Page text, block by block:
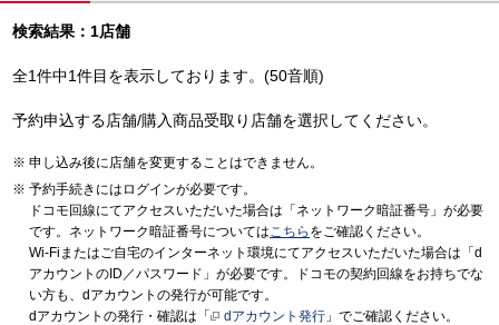
検索結果：1店舗
全1件中1件目を表示しております。(50音順)
予約申込する店舗/購入商品受取り店舗を選択してください。
申し込み後に店舗を変更することはできません。
予約手続きにはログインが必要です。
ドコモ回線にてアクセスいただいた場合は「ネットワーク暗証番号」が必要
です。ネットワーク暗証番号についてはこちら をご確認ください。
Wi-Fiまたはご自宅のインターネット環境にてアクセスいただいた場合は「d
アカウントのID／パスワード」が必要です。ドコモの契約回線をお持ちでな
い方も、dアカウントの発行が可能です。
dアカウントの発行・確認は「
dアカウント発行 」でご確認ください。